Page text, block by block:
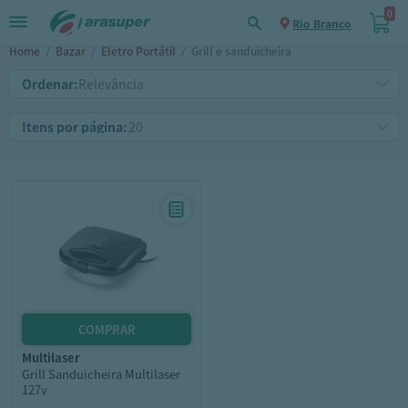
Rio Branco
0
Home / Bazar / Eletro Portátil / Grill e sanduicheira
Ordenar:
Itens por página:
multilaser
Grill Sanduicheira Multilaser
127v